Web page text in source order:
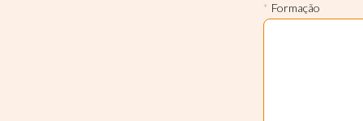
* Formação